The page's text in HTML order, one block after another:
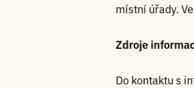
místní úřady.
Zdroje
Do kontaktu s